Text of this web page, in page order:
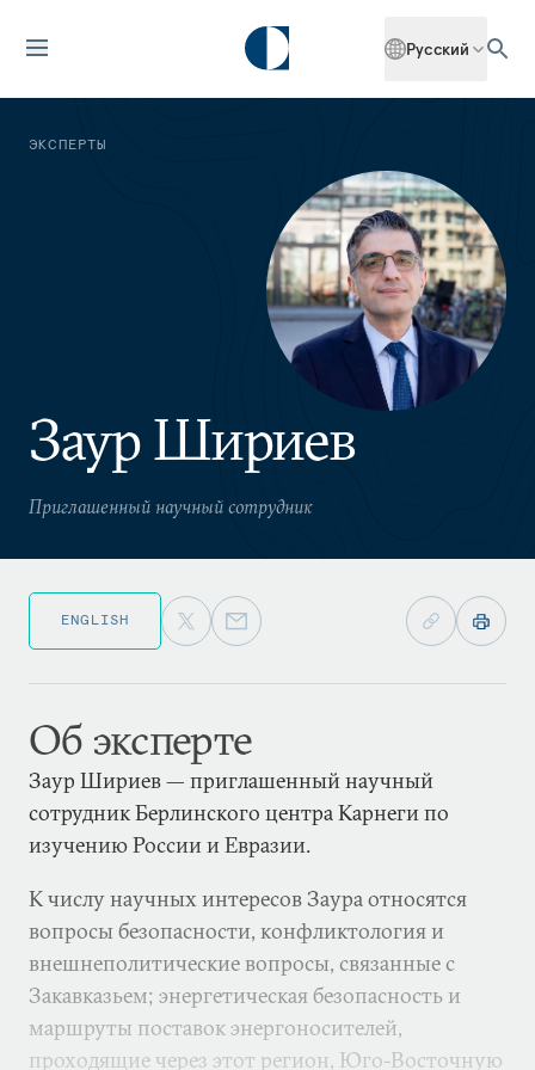
Русский
ЭКСПЕРТЫ
Заур Шириев
Приглашенный научный сотрудник
ENGLISH
Об эксперте
Заур Шириев — приглашенный научный
сотрудник Берлинского центра Карнеги по
изучению России и Евразии.
К числу научных интересов Заура относятся
вопросы безопасности, конфликтология и
внешнеполитические вопросы, связанные с
Закавказьем; энергетическая безопасность и
маршруты поставок энергоносителей,
проходящие через этот регион, Юго-Восточную